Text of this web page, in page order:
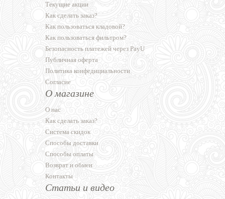
Текущие акции
Как сделать заказ?
Как пользоваться кладовой?
Как пользоваться фильтром?
Безопасность платежей через PayU
Публичная оферта
Политика конфедициальности
Согласие
О магазине
О нас
Как сделать заказ?
Система скидок
Способы доставки
Способы оплаты
Возврат и обмен
Контакты
Статьи и видео